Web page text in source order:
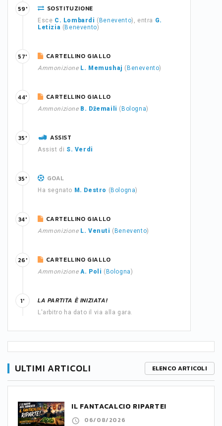
SOSTITUZIONE
Esce C. Lombardi ( Benevento), entra G.
Letizia ( Benevento)
59'
CARTELLINO GIALLO
Ammonizione L. Memushaj ( Benevento)
57'
CARTELLINO GIALLO
Ammonizione B. Džemaili ( Bologna)
44'
ASSIST
Assist di S. Verdi
35'
GOAL
Ha segnato M. Destro ( Bologna)
35'
CARTELLINO GIALLO
Ammonizione L. Venuti ( Benevento)
34'
CARTELLINO GIALLO
Ammonizione A. Poli ( Bologna)
26'
LA PARTITA È INIZIATA!
L'arbitro ha dato il via alla gara.
1'
ULTIMI ARTICOLI ELENCO ARTICOLI
IL FANTACALCIO RIPARTE!
06/08/2026